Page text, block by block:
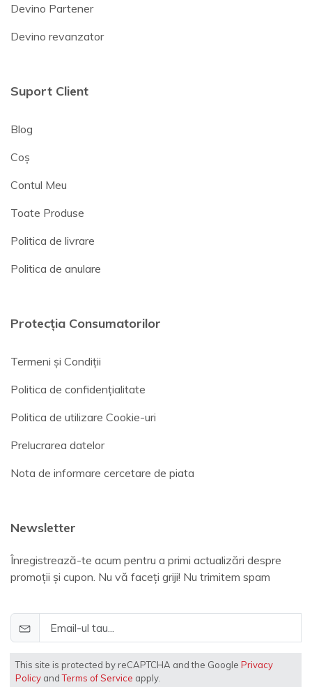
Devino Partener
Devino revanzator
Suport Client
Blog
Coș
Contul Meu
Toate Produse
Politica de livrare
Politica de anulare
Protecția Consumatorilor
Termeni și Condiții
Politica de confidențialitate
Politica de utilizare Cookie-uri
Prelucrarea datelor
Nota de informare cercetare de piata
Newsletter
Înregistrează-te acum pentru a primi actualizări despre
promoții și cupon. Nu vă faceți griji! Nu trimitem spam
This site is protected by reCAPTCHA and the Google Privacy
Policy andTerms of Service apply.